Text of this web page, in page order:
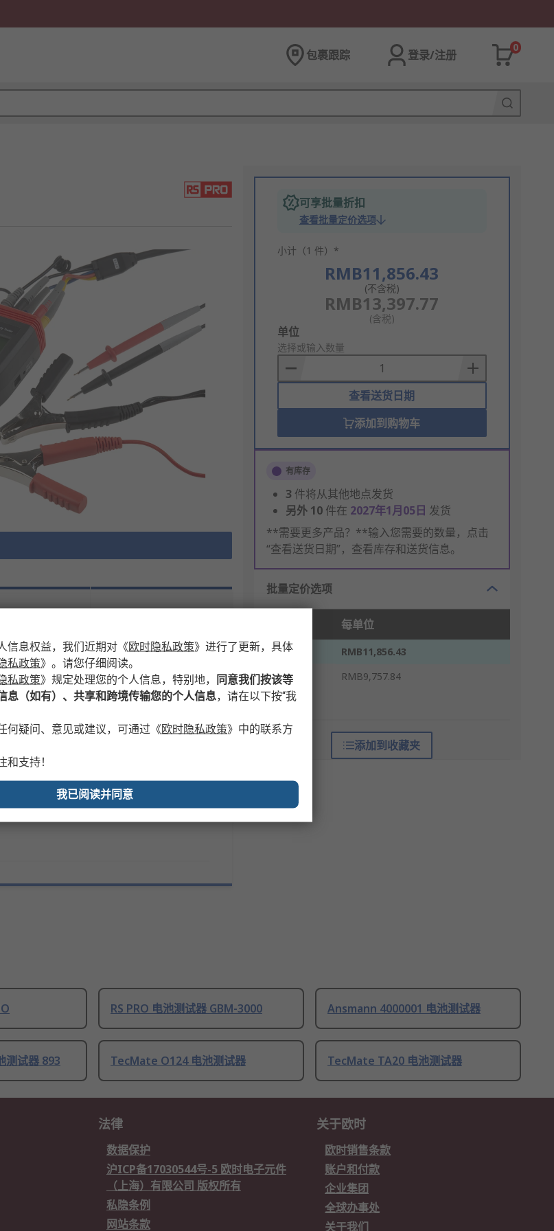
包裹跟踪 登录/注册
0
可享批量折扣
查看批量定价选项
小计（1 件）*
RMB11,856.43
(不含税)
RMB13,397.77
(含税)
Add
to
Basket
单位
选择或输入数量
查看送货日期
添加到购物车
有库存
3 件将从其他地点发货
另外 10 件在 2027年1月05日 发货
**需要更多产品？**输入您需要的数量，点击
“查看送货日期”，查看库存和送货信息。
批量定价选项
每单位
1 - 4
RMB11,856.43
5 +
RMB9,757.84
* 参考价格
添加到收藏夹
No
RS PRO 电池测试器 GBM-3000 Ansmann 4000001 电池测试器
测试器 893 TecMate O124 电池测试器 TecMate TA20 电池测试器
法律
数据保护
沪ICP备17030544号-5 欧时电子元件
（上海）有限公司 版权所有
私隐条例
网站条款
关于欧时
欧时销售条款
账户和付款
企业集团
全球办事处
关于我们
信息权益，我们近期对 《欧时隐私政策》 进行了更新，具体
私政策》 。请您仔细阅读。
私政策》 规定处理您的个人信息，特别地，
同意我们按该等
息（如有）、共享和跨境传输您的个人信息，请在以下按“我
何疑问、意见或建议，可通过 《欧时隐私政策》 中的联系方
支持！
我已阅读并同意